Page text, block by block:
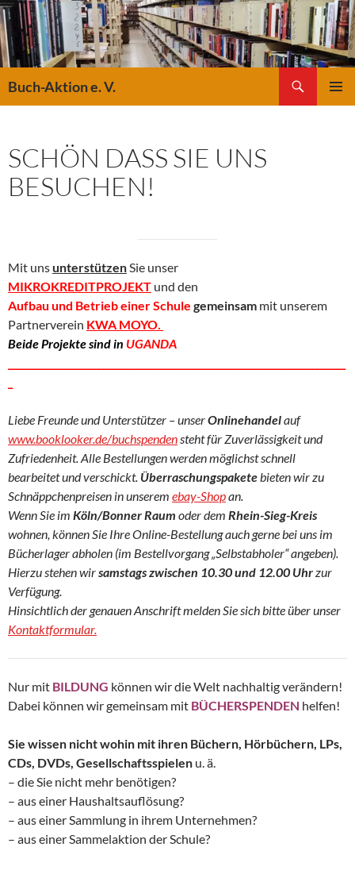
Buch-Aktion e. V.
SCHÖN DASS SIE UNS
BESUCHEN!
Mit unsunterstützenSie unser
MIKROKREDITPROJEKT und den
Aufbau und Betrieb einer Schule gemeinsam mit unserem
Partnerverein KWA MOYO.
Beide Projekte sind in UGANDA
Liebe Freunde und Unterstützer – unserOnlinehandelauf
www.booklooker.de/buchspendensteht für Zuverlässigkeit und
Zufriedenheit. Alle Bestellungen werden möglichst schnell
bearbeitet und verschickt. Überraschungspaketebieten wir zu
Schnäppchenpreisen in unserem ebay-Shopan.
Wenn Sie im Köln/Bonner Raum oder dem Rhein-Sieg-Kreis
wohnen, können Sie Ihre Online-Bestellung auch gerne bei uns im
Bücherlager abholen (im Bestellvorgang „Selbstabholer“ angeben).
Hierzu stehen wirsamstags zwischen 10.30 und 12.00 Uhrzur
Verfügung.
Hinsichtlich der genauen Anschrift melden Sie sich bitte über unser
Kontaktformular.
Nur mit BILDUNG können wir die Welt nachhaltig verändern!
Dabei können wir gemeinsam mit BÜCHERSPENDEN helfen!
Sie wissen nicht wohin mit ihren Büchern, Hörbüchern, LPs,
CDs, DVDs, Gesellschaftsspielen u. ä.
– die Sie nicht mehr benötigen?
– aus einer Haushaltsauflösung?
– aus einer Sammlung in ihrem Unternehmen?
– aus einer Sammelaktion der Schule?